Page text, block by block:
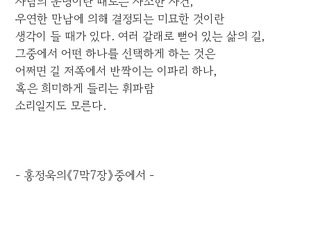
우연한 만남에 의해 결정되는 미묘한 것이란
생각이 들 때가 있다. 여러 갈래로 뻗어 있는 삶의 길,
그중에서 어떤 하나를 선택하게 하는 것은
어쩌면 길 저쪽에서 반짝이는 이파리 하나,
혹은 희미하게 들리는 휘파람
소리일지도 모른다.
- 홍정욱의《7막7장》중에서 -